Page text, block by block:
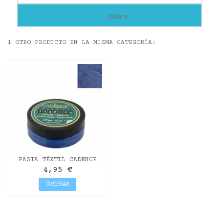
AÑADIR
1 OTRO PRODUCTO EN LA MISMA CATEGORÍA:
PASTA TÉXTIL CADENCE
FASHION METALLIC 50ML.
AZUL SAX
4,95 €
COMPRAR